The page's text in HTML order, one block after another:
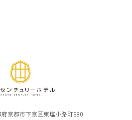
府京都市下京区東塩小路町680